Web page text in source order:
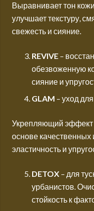
Выравнивает тон
улучшает текстуру,
свежесть и сияние.
REVIVE –
обезвоженную
сияние и
GLAM – уход
Укрепляющий эффект
основе качественных
эластичность и
DETOX – для
урбанистов.
стойкость к